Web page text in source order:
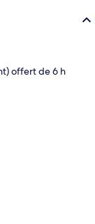
offert de 6 h